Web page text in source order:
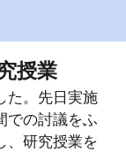
授業
た。先日実施
での討議をふ
、研究授業を